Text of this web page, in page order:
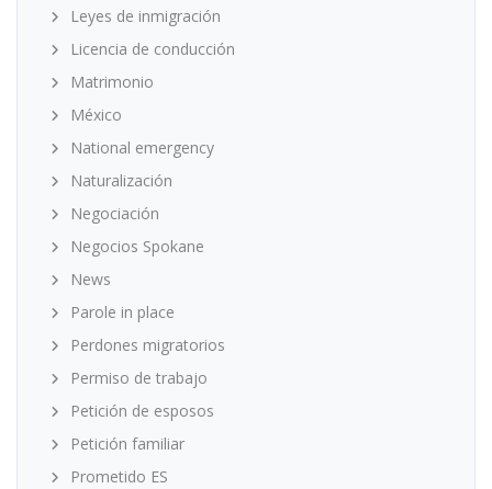
Leyes de inmigración
Licencia de conducción
Matrimonio
México
National emergency
Naturalización
Negociación
Negocios Spokane
News
Parole in place
Perdones migratorios
Permiso de trabajo
Petición de esposos
Petición familiar
Prometido ES